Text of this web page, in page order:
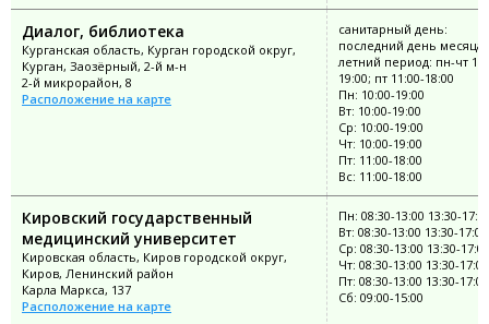
Диалог, библиотека
Курганская область, Курган городской округ,
Курган, Заозёрный, 2-й м-н
2-й микрорайон, 8
Расположение на карте
санитарный день:
последний день месяца;
летний период: пн-чт
19:00; пт 11:00-18:00
Пн: 10:00-19:00
Вт: 10:00-19:00
Ср: 10:00-19:00
Чт: 10:00-19:00
Пт: 11:00-18:00
Вс: 11:00-18:00
Кировский государственный
медицинский университет
Кировская область, Киров городской округ,
Киров, Ленинский район
Карла Маркса, 137
Расположение на карте
Пн: 08:30-13:00 13:30-
Вт: 08:30-13:00 13:30-17:00
Ср: 08:30-13:00 13:30-17:00
Чт: 08:30-13:00 13:30-17:00
Пт: 08:30-13:00 13:30-17:00
Сб: 09:00-15:00